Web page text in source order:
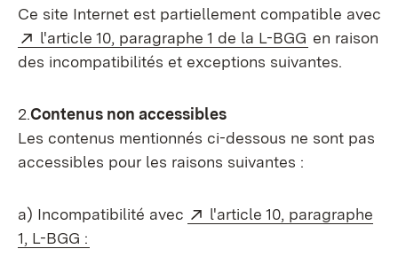
Ce site Internet est partiellement compatible avec
Externe:
l'article 10, paragraphe 1 de la L-BGG (S’ouvre
en raison
des incompatibilités et exceptions suivantes.
2.Contenus non accessibles
Les contenus mentionnés ci-dessous ne sont pas
accessibles pour les raisons suivantes :
a) Incompatibilité avec Externe:
l'article 10, paragraphe
1, L-BGG :